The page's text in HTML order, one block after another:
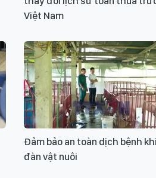
Việt Nam
Đảm bảo an toàn dịch bệnh
đàn vật nuôi